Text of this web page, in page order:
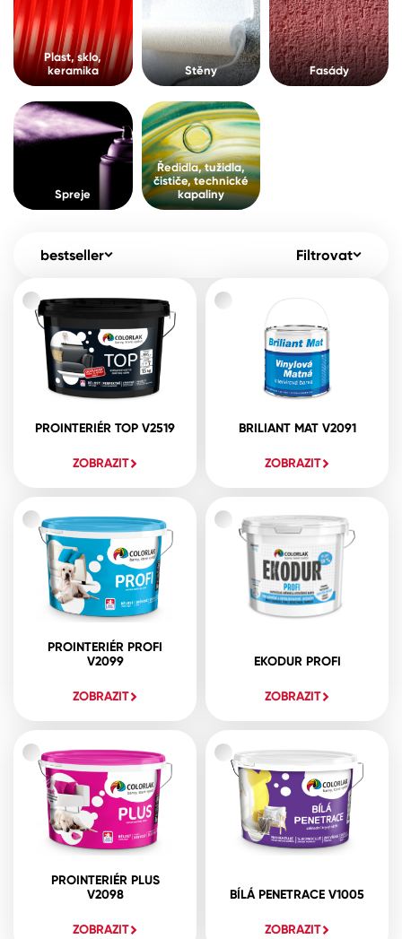
Pro akcionáře O společnosti
Kontakty
B2B +420 800 145 555
Česko
Slovensko Polsko
Spreje
Ředidla, tužidla, čističe, technické
kapaliny
Plast, sklo,
keramika
Stěny Fasády
Spreje
Ředidla, tužidla,
čističe, technické
kapaliny
bestseller Filtrovat
PROINTERIÉR TOP V2519
ZOBRAZIT
BRILIANT MAT V2091
ZOBRAZIT
PROINTERIÉR PROFI
V2099
ZOBRAZIT
EKODUR PROFI
ZOBRAZIT
PROINTERIÉR PLUS
V2098
ZOBRAZIT
BÍLÁ PENETRACE V1005
ZOBRAZIT